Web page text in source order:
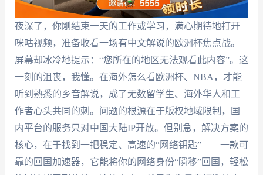
夜深了，你刚结束一天的工作或学习，满心期待地打开
咪咕视频，准备收看一场有中文解说的欧洲杯焦点战。
屏幕却冰冷地提示：“您所在的地区无法观看此内容”。这
一刻的沮丧，我懂。在海外怎么看欧洲杯、NBA，才能
听到熟悉的乡音解说，成了无数留学生、海外华人和工
作者心头共同的刺。问题的根源在于版权地域限制，国
内平台的服务只对中国大陆IP开放。但别急，解决方案的
核心，在于找到一把稳定、高速的“网络钥匙”——一款可
靠的回国加速器，它能将你的网络身份“瞬移”回国，轻松